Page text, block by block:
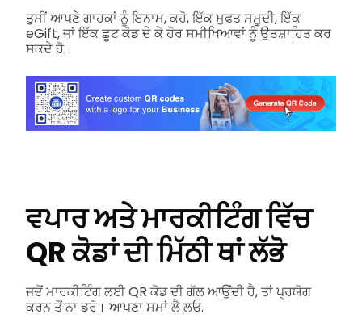
ਤੁਸੀਂ ਆਪਣੇ ਗਾਹਕਾਂ ਨੂੰ ਇਨਾਮ, ਕਹੋ, ਇੱਕ ਮੁਫਤ ਸਮੂਦੀ, ਇੱਕ
eGift, ਜਾਂ ਇੱਕ ਛੂਟ ਕੋਡ ਦੇ ਕੇ ਹੋਰ ਸਮੀਖਿਆਵਾਂ ਨੂੰ ਉਤਸ਼ਾਹਿਤ ਕਰ
ਸਕਦੇ ਹੋ।
ਵਪਾਰ ਅਤੇ ਮਾਰਕੀਟਿੰਗ ਵਿੱਚ
QR ਕੋਡਾਂ ਦੀ ਮਿੱਠੀ ਥਾਂ ਲੱਭੋ
ਜਦੋਂ ਮਾਰਕੀਟਿੰਗ ਲਈ QR ਕੋਡ ਦੀ ਗੱਲ ਆਉਂਦੀ ਹੈ, ਤਾਂ ਪ੍ਰਯੋਗ
ਕਰਨ ਤੋਂ ਨਾ ਡਰੋ। ਆਪਣਾ ਸਮਾਂ ਲੈ ਲਓ.